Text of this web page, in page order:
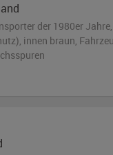
der 1980er Jahre,
, innen braun,